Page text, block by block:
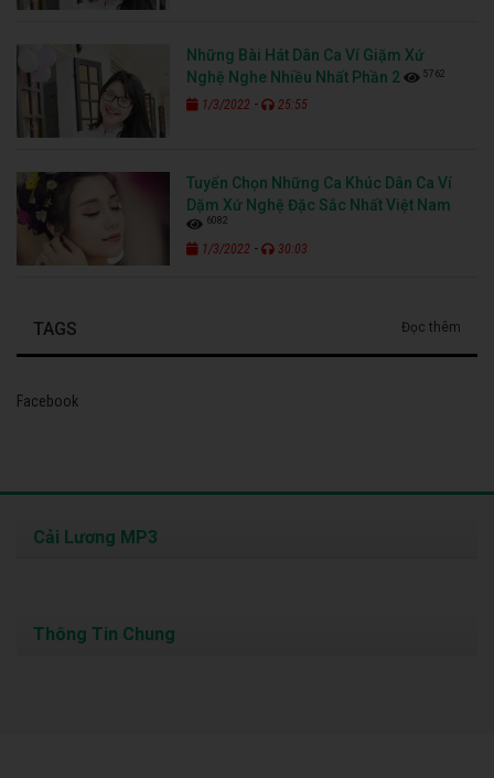
Những Bài Hát Dân Ca Ví Giặm Xứ
Nghệ Nghe Nhiều Nhất Phần 2
5762
1/3/2022 - 25:55
Tuyển Chọn Những Ca Khúc Dân Ca Ví
Dặm Xứ Nghệ Đặc Sắc Nhất Việt Nam
6082
1/3/2022 - 30:03
TAGS Đọc thêm
Facebook
Cải Lương MP3
Thông Tin Chung